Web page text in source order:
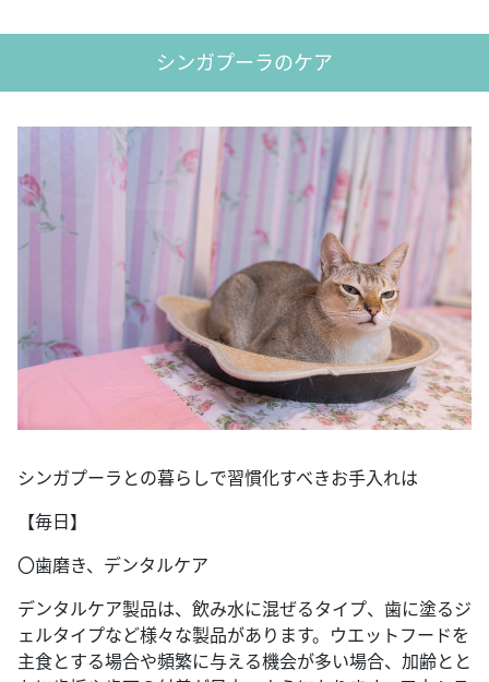
シンガプーラのケア
シンガプーラとの暮らしで習慣化すべきお手入れは
【毎日】
〇歯磨き、デンタルケア
デンタルケア製品は、飲み水に混ぜるタイプ、歯に塗るジ
ェルタイプなど様々な製品があります。ウエットフードを
主食とする場合や頻繁に与える機会が多い場合、加齢とと